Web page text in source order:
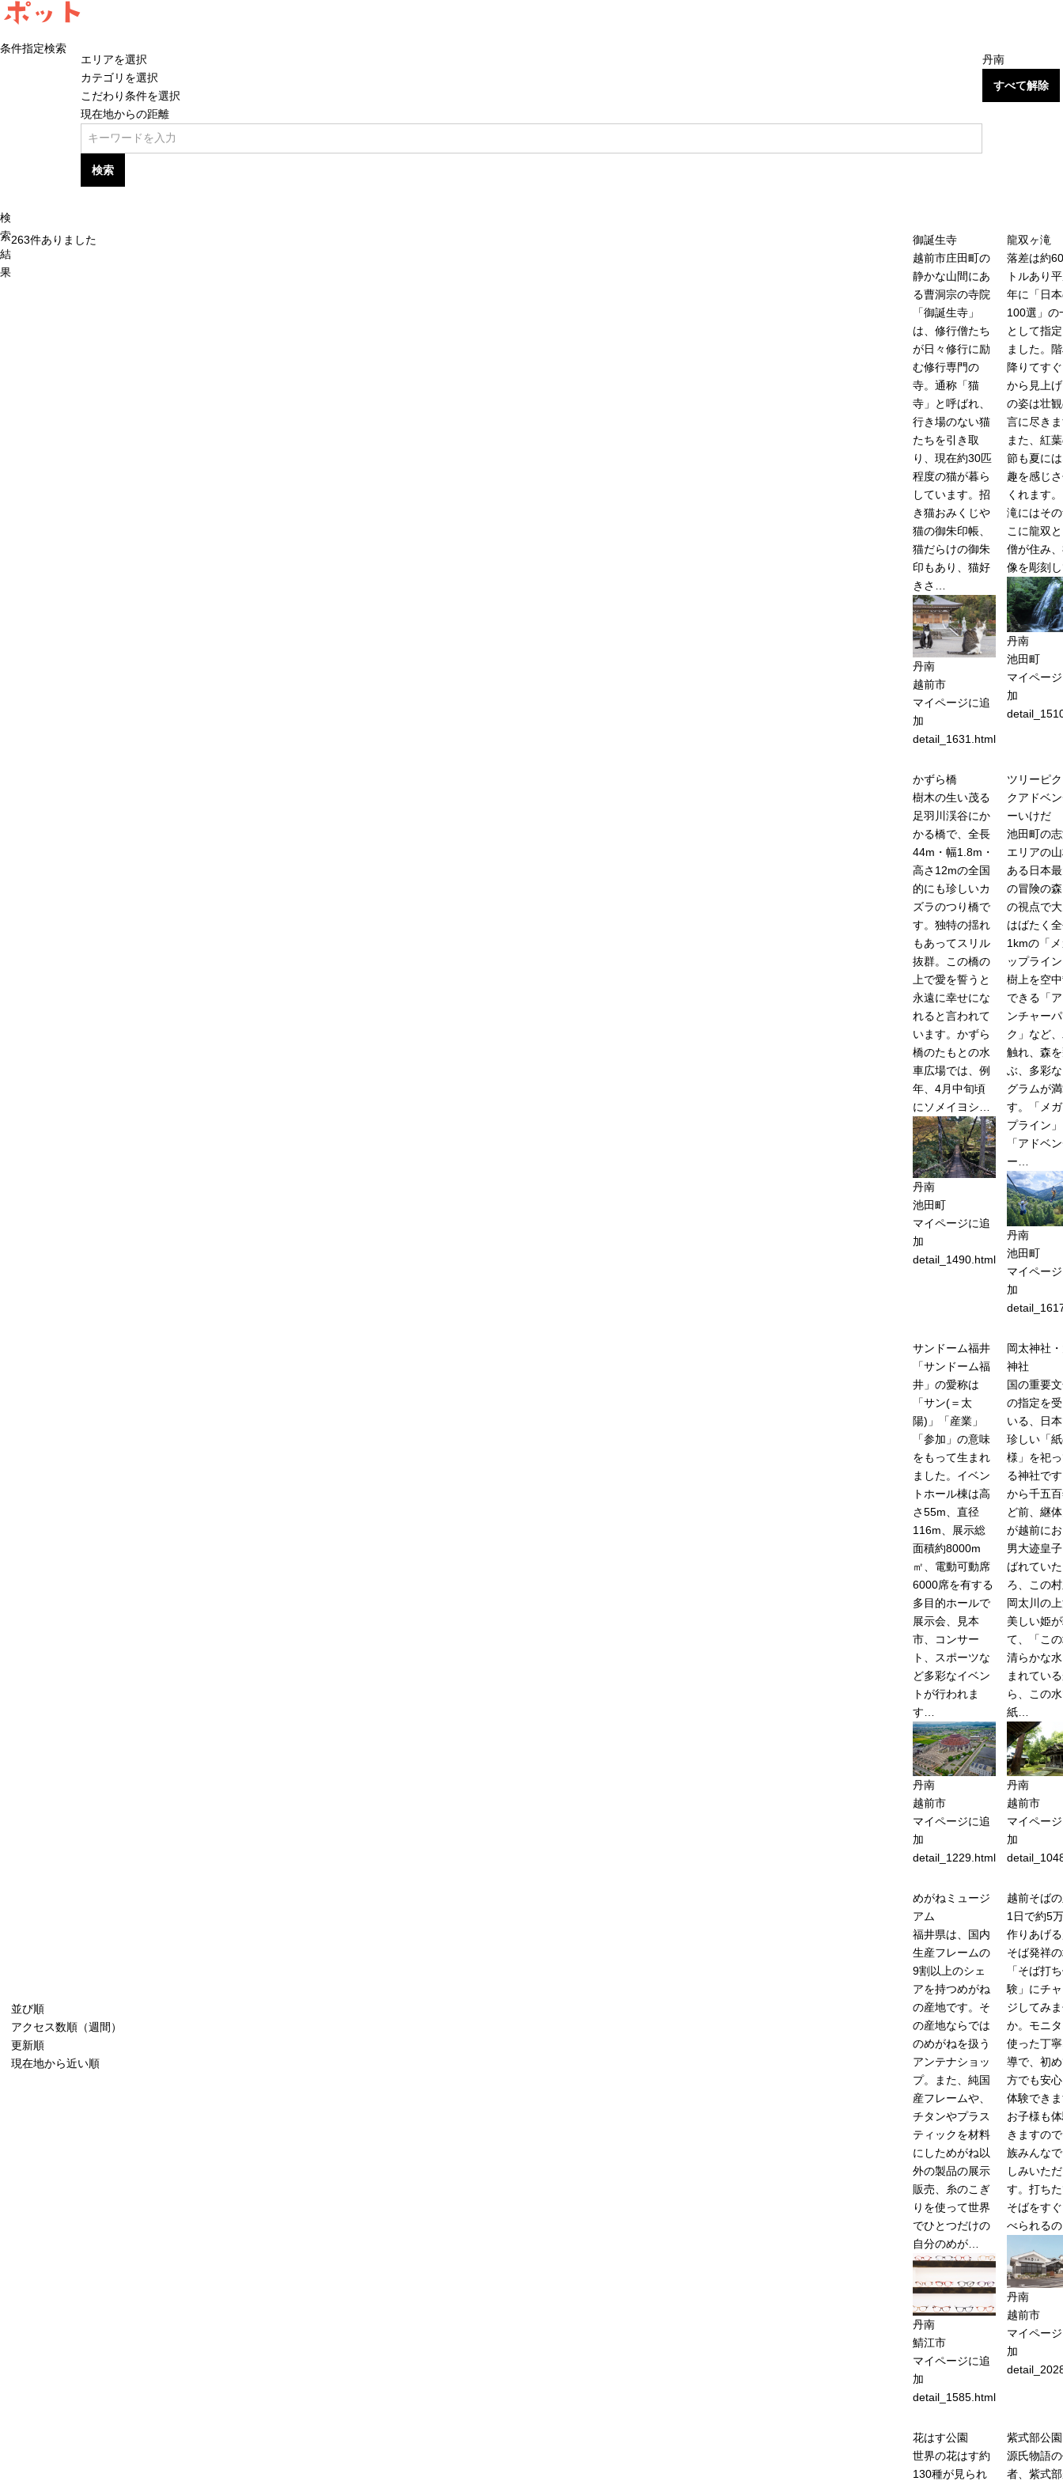
ポット
条件指定検索
エリアを選択
カテゴリを選択
こだわり条件を選択
現在地からの距離
検索
丹南
すべて解除
検
索
結
果
263件ありました
並び順
アクセス数順（週間）
更新順
現在地から近い順
御誕生寺
越前市庄田町の
静かな山間にあ
る曹洞宗の寺院
「御誕生寺」
は、修行僧たち
が日々修行に励
む修行専門の
寺。通称「猫
寺」と呼ばれ、
行き場のない猫
たちを引き取
り、現在約30匹
程度の猫が暮ら
しています。招
き猫おみくじや
猫の御朱印帳、
猫だらけの御朱
印もあり、猫好
きさ…
丹南
越前市
マイページに追
加
detail_1631.html
龍双ヶ滝
落差は約
トルあり
年に「日
100選」の
として指
ました。
降りてす
から見上
の姿は壮
言に尽き
また、紅
節も夏に
趣を感じ
くれます
滝にはそ
こに龍双
僧が住み
像を彫刻
丹南
池田町
マイペー
加
かずら橋
樹木の生い茂る
足羽川渓谷にか
かる橋で、全長
44m・幅1.8m・
高さ12mの全国
的にも珍しいカ
ズラのつり橋で
す。独特の揺れ
もあってスリル
抜群。この橋の
上で愛を誓うと
永遠に幸せにな
れると言われて
います。かずら
橋のたもとの水
車広場では、例
年、4月中旬頃
にソメイヨシ…
丹南
池田町
マイページに追
加
detail_1490.html
ツリーピ
クアドベ
ーいけだ
池田町の
エリアの
ある日本
の冒険の
の視点で
はばたく
1kmの「
ップライ
樹上を空
できる「
ンチャー
ク」など
触れ、森
ぶ、多彩
グラムが
す。「メ
プライン
「アドベ
ー…
丹南
池田町
マイペー
加
サンドーム福井
「サンドーム福
井」の愛称は
「サン(＝太
陽)」「産業」
「参加」の意味
をもって生まれ
ました。イベン
トホール棟は高
さ55m、直径
116m、展示総
面積約8000m
㎡、電動可動席
6000席を有する
多目的ホールで
展示会、見本
市、コンサー
ト、スポーツな
ど多彩なイベン
トが行われま
す…
丹南
越前市
マイページに追
加
detail_1229.html
岡太神社
神社
国の重要
の指定を
いる、日
珍しい「
様」を祀
る神社で
から千五
ど前、継
が越前に
男大迹皇
ばれてい
ろ、この
岡太川の
美しい姫
て、「こ
清らかな
まれてい
ら、この
紙…
丹南
越前市
マイペー
加
めがねミュージ
アム
福井県は、国内
生産フレームの
9割以上のシェ
アを持つめがね
の産地です。そ
の産地ならでは
のめがねを扱う
アンテナショッ
プ。また、純国
産フレームや、
チタンやプラス
ティックを材料
にしためがね以
外の製品の展示
販売、糸のこぎ
りを使って世界
でひとつだけの
自分のめが…
丹南
鯖江市
マイページに追
加
detail_1585.html
越前そば
1日で約5
作りあげ
そば発祥
「そば打
験」にチ
ジしてみ
か。モニ
使った丁
導で、初
方でも安
体験でき
お子様も
きますの
族みんな
しみいた
す。打ち
そばをす
べられる
丹南
越前市
マイペー
加
花はす公園
世界の花はす約
130種が見られ
紫式部公園
源氏物語
者、紫式